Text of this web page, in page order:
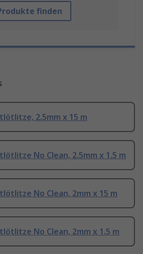
finden
2.5mm x 15 m
No Clean, 2.5mm x 1.5 m
No Clean, 2mm x 15 m
No Clean, 2mm x 1.5 m